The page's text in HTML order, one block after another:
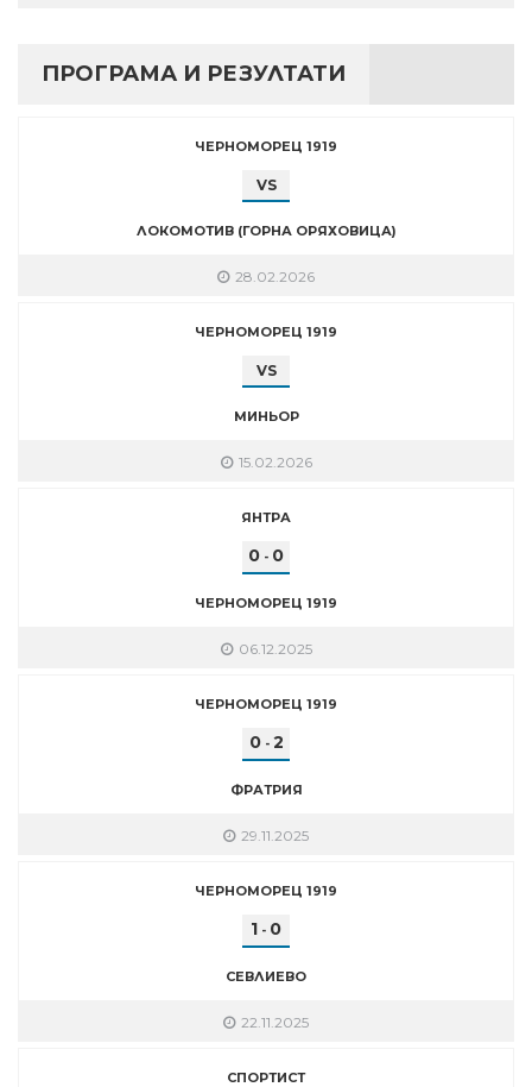
ПРОГРАМА И РЕЗУЛТАТИ
ЧЕРНОМОРЕЦ 1919
VS
ЛОКОМОТИВ (ГОРНА ОРЯХОВИЦА)
28.02.2026
ЧЕРНОМОРЕЦ 1919
VS
МИНЬОР
15.02.2026
ЯНТРА
0 - 0
ЧЕРНОМОРЕЦ 1919
06.12.2025
ЧЕРНОМОРЕЦ 1919
0- 2
ФРАТРИЯ
29.11.2025
ЧЕРНОМОРЕЦ 1919
1 - 0
СЕВЛИЕВО
22.11.2025
СПОРТИСТ